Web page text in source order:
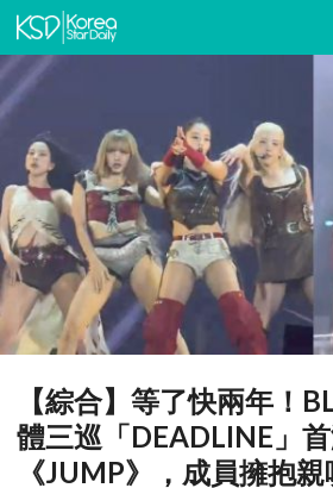
【綜合】等了快兩年！
體三巡「DEADLINE」
《JUMP》，成員擁抱